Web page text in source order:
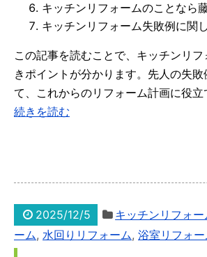
キッチンリフォームのことなら
キッチンリフォーム失敗例に関
この記事を読むことで、キッチンリ
きポイントが分かります。先人の失
て、これからのリフォーム計画に役立
続きを読む
2025/12/5 キッチンリフォー
ーム, 水回りリフォーム, 浴室リフォー